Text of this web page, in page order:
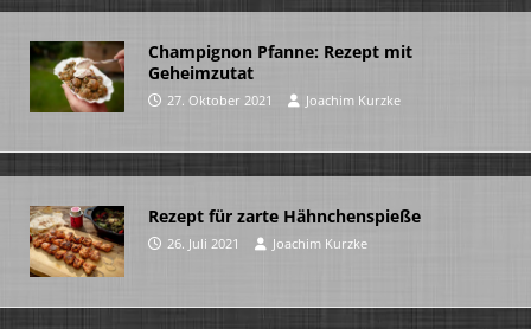
Champignon Pfanne: Rezept mit
Geheimzutat
27. Oktober 2021 Joachim Kurzke
Rezept für zarte Hähnchenspieße
26. Juli 2021 Joachim Kurzke